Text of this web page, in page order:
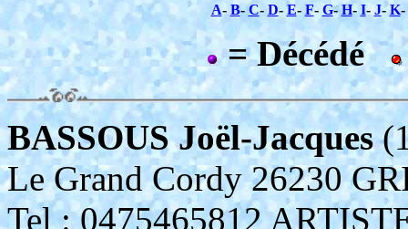
A- B-C- D-E- F- G-H- I- J-K-
= Décédé
BASSOUS Joël-Jacques
Le Grand Cordy 26230
Tel : 0475465812